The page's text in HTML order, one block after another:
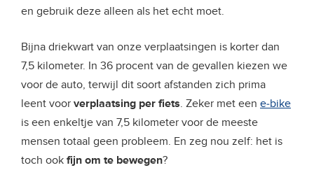
en gebruik deze alleen als het echt moet.
Bijna driekwart van onze verplaatsingen is korter dan
7,5 kilometer. In 36 procent van de gevallen kiezen we
voor de auto, terwijl dit soort afstanden zich prima
leent voor verplaatsing per fiets. Zeker met een e-bike
is een enkeltje van 7,5 kilometer voor de meeste
mensen totaal geen probleem. En zeg nou zelf: het is
toch ook fijn om te bewegen?